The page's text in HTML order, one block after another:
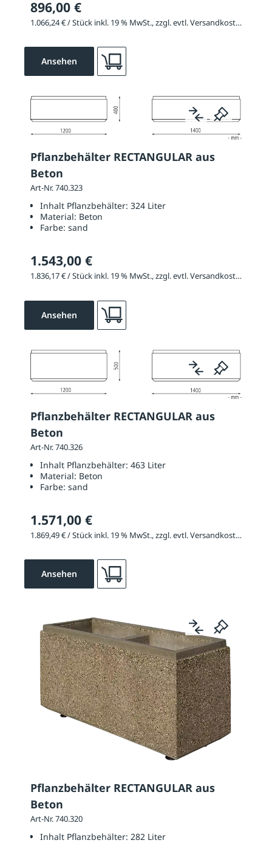
896,00 €
1.066,24 € / Stück inkl. 19 % MwSt., zzgl. evtl. Versandkosten
Ansehen
Pflanzbehälter RECTANGULAR aus
Beton
Art-Nr. 740.323
Inhalt Pflanzbehälter: 324 Liter
Material: Beton
Farbe: sand
1.543,00 €
1.836,17 € / Stück inkl. 19 % MwSt., zzgl. evtl. Versandkosten
Ansehen
Pflanzbehälter RECTANGULAR aus
Beton
Art-Nr. 740.326
Inhalt Pflanzbehälter: 463 Liter
Material: Beton
Farbe: sand
1.571,00 €
1.869,49 € / Stück inkl. 19 % MwSt., zzgl. evtl. Versandkosten
Ansehen
Pflanzbehälter RECTANGULAR aus
Beton
Art-Nr. 740.320
Inhalt Pflanzbehälter: 282 Liter